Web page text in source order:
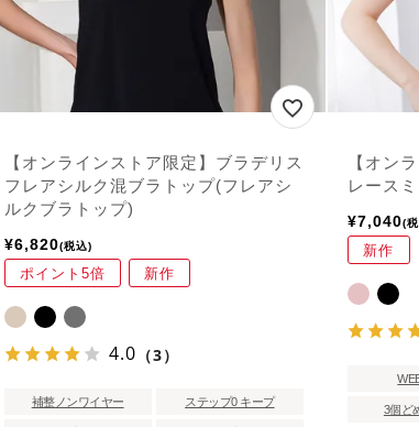
【オンラインストア限定】ブラデリス
フレアシルク混ブラトップ(フレアシ
ルクブラトップ)
¥6,820 税込
ポイント5倍 新作
4.0 （3）
補整ノンワイヤー ステップ0 キープ
【オン
レース
¥7,040
新作
3個ど